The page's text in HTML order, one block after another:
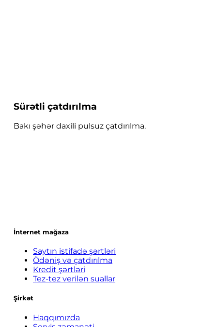
Sürətli çatdırılma
Bakı şəhər daxili pulsuz çatdırılma.
İnternet mağaza
Saytın istifadə şərtləri
Ödəniş və çatdırılma
Kredit şərtləri
Tez-tez verilən suallar
Şirkət
Haqqımızda